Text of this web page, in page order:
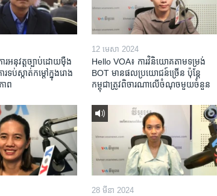
រអនុវត្ត​ច្បាប់​ដោយ​ម៉ឺង
រ​ទប់ស្កាត់​កម្តៅ​ក្នុង​រោង
ាព​​
12 មេសា 2024
Hello VOA៖ ការ​វិនិយោគ​តាម​ទម្រង់ ​
BOT​ មាន​ផល​ប្រយោជន៍​ច្រើន ប៉ុន្តែ​
កម្ពុជា​ត្រូវ​ពិចារណា​លើ​ចំណុច​មួយ​ចំនួន
28 មីនា 2024